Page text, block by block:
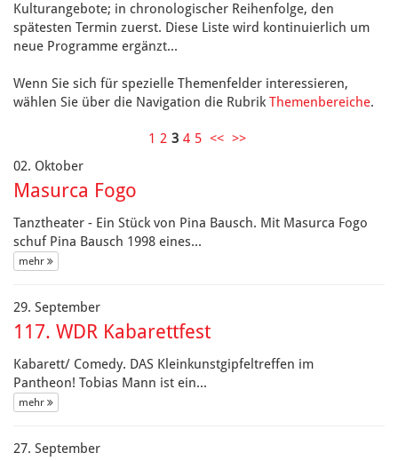
Kulturangebote; in chronologischer Reihenfolge, den
spätesten Termin zuerst. Diese Liste wird kontinuierlich um
neue Programme ergänzt...
Wenn Sie sich für spezielle Themenfelder interessieren,
wählen Sie über die Navigation die Rubrik Themenbereiche.
1 2 3 4 5 << >>
02. Oktober
Masurca Fogo
Tanztheater - Ein Stück von Pina Bausch. Mit Masurca Fogo
schuf Pina Bausch 1998 eines...
mehr
29. September
117. WDR Kabarettfest
Kabarett/ Comedy. DAS Kleinkunstgipfeltreffen im
Pantheon! Tobias Mann ist ein...
mehr
27. September